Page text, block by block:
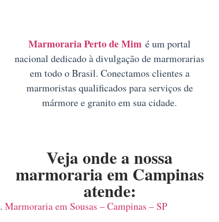
Marmoraria Perto de Mim é um portal
nacional dedicado à divulgação de marmorarias
em todo o Brasil. Conectamos clientes a
marmoristas qualificados para serviços de
mármore e granito em sua cidade.
Veja onde a nossa
marmoraria em Campinas
atende:
Marmoraria em Sousas – Campinas – SP